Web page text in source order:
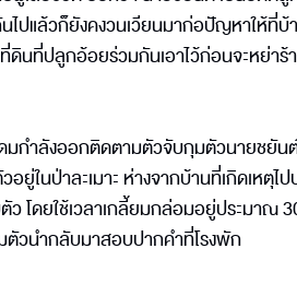
ไปแล้วก็ยังคงวนเวียนมาก่อปัญหาให้
ดินที่ปลูกอ้อยร่วมกันเอาไว้ก่อนจะหย่า
กำลังออกติดตามตัวจับกุมตัวนายชยัน
ในป่าละเมาะ ห่างจากบ้านที่เกิดเหตุไ
ตัว โดยใช้เวลาเกลี้ยมกล่อมอยู่ประมาณ
ตัวนำกลับมาสอบปากคำที่โรงพัก